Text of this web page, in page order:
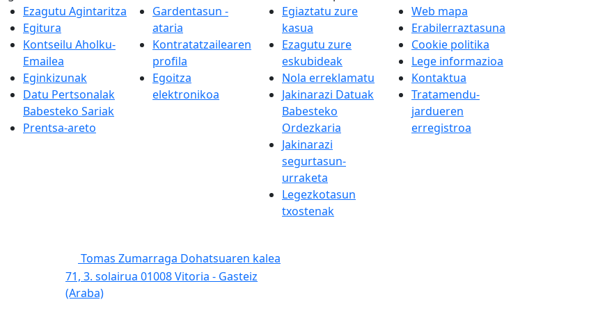
Ezagutu Agintaritza
Egitura
Kontseilu Aholku-
Emailea
Eginkizunak
Datu Pertsonalak
Babesteko Sariak
Prentsa-areto
Gardentasun -
ataria
Kontratatzailearen
profila
Egoitza
elektronikoa
Egiaztatu zure
kasua
Ezagutu zure
eskubideak
Nola erreklamatu
Jakinarazi Datuak
Babesteko
Ordezkaria
Jakinarazi
segurtasun-
urraketa
Legezkotasun
txostenak
Web mapa
Erabilerraztasuna
Cookie politika
Lege informazioa
Kontaktua
Tratamendu-
jardueren
erregistroa
Tomas Zumarraga Dohatsuaren kalea
71, 3. solairua 01008 Vitoria - Gasteiz
(Araba)